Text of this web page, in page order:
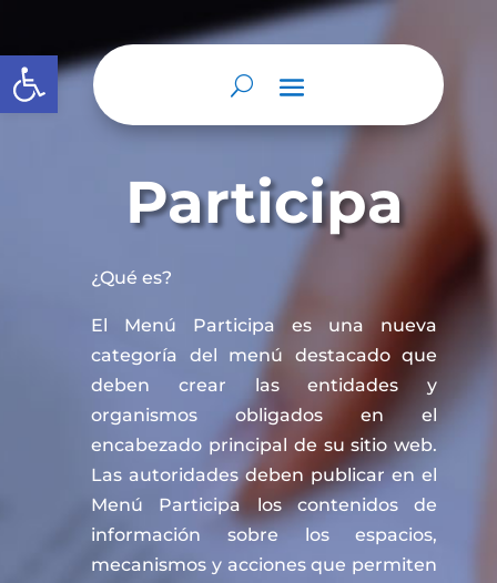
Abrir barra de herramientas
Participa
¿Qué es?
El Menú Participa es una nueva
categoría del menú destacado que
deben crear las entidades y
organismos obligados en el
encabezado principal de su sitio web.
Las autoridades deben publicar en el
Menú Participa los contenidos de
información sobre los espacios,
mecanismos y acciones que permiten